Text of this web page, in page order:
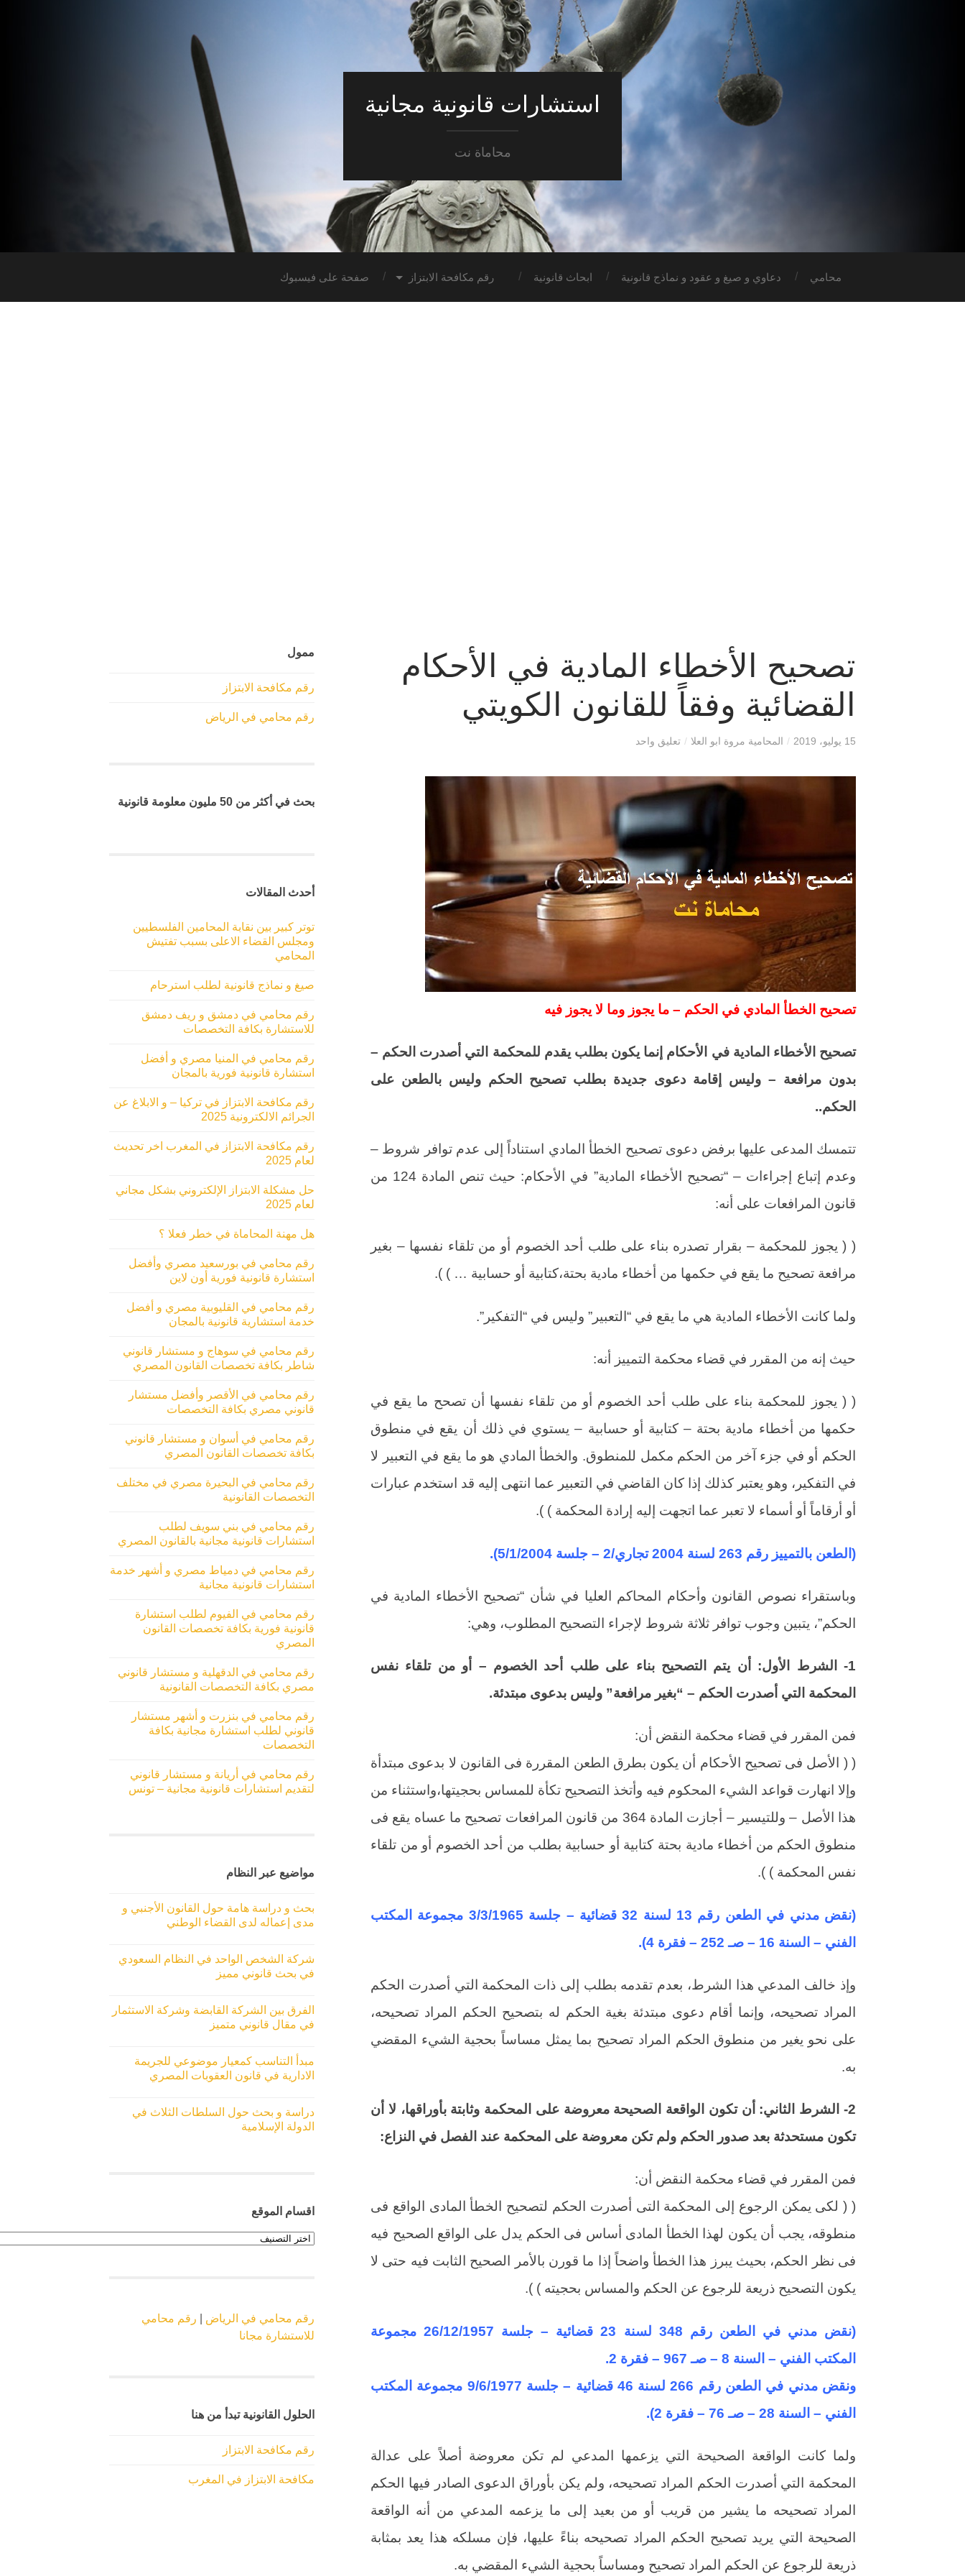
استشارات قانونية مجانية
محاماة نت
محامي دعاوي و صيغ و عقود و نماذج قانونية ابحاث قانونية رقم مكافحة الابتزاز صفحة على فيسبوك
تصحيح الأخطاء المادية في الأحكام
القضائية وفقاً للقانون الكويتي
15 يوليو، 2019 / المحامية مروة ابو العلا / تعليق واحد
تصحيح الخطأ المادي في الحكم – ما يجوز وما لا يجوز فيه
تصحيح الأخطاء المادية في الأحكام إنما يكون بطلب يقدم للمحكمة التي أصدرت الحكم –
بدون مرافعة – وليس إقامة دعوى جديدة بطلب تصحيح الحكم وليس بالطعن على
الحكم..
تتمسك المدعى عليها برفض دعوى تصحيح الخطأ المادي استناداً إلى عدم توافر شروط –
وعدم إتباع إجراءات – “تصحيح الأخطاء المادية” في الأحكام: حيث تنص المادة 124 من
قانون المرافعات على أنه:
( ( يجوز للمحكمة – بقرار تصدره بناء على طلب أحد الخصوم أو من تلقاء نفسها – بغير
مرافعة تصحيح ما يقع في حكمها من أخطاء مادية بحتة،كتابية أو حسابية … ) ).
ولما كانت الأخطاء المادية هي ما يقع في “التعبير” وليس في “التفكير”.
حيث إنه من المقرر في قضاء محكمة التمييز أنه:
( ( يجوز للمحكمة بناء على طلب أحد الخصوم أو من تلقاء نفسها أن تصحح ما يقع في
حكمها من أخطاء مادية بحتة – كتابية أو حسابية – يستوي في ذلك أن يقع في منطوق
الحكم أو في جزء آخر من الحكم مكمل للمنطوق. والخطأ المادي هو ما يقع في التعبير لا
في التفكير، وهو يعتبر كذلك إذا كان القاضي في التعبير عما انتهى إليه قد استخدم عبارات
أو أرقاماً أو أسماء لا تعبر عما اتجهت إليه إرادة المحكمة ) ).
(الطعن بالتمييز رقم 263 لسنة 2004 تجاري/2 – جلسة 5/1/2004).
وباستقراء نصوص القانون وأحكام المحاكم العليا في شأن “تصحيح الأخطاء المادية في
الحكم”، يتبين وجوب توافر ثلاثة شروط لإجراء التصحيح المطلوب، وهي:
1- الشرط الأول: أن يتم التصحيح بناء على طلب أحد الخصوم – أو من تلقاء نفس
المحكمة التي أصدرت الحكم – “بغير مرافعة” وليس بدعوى مبتدئة.
فمن المقرر في قضاء محكمة النقض أن:
( ( الأصل فى تصحيح الأحكام أن يكون بطرق الطعن المقررة فى القانون لا بدعوى مبتدأة
وإلا انهارت قواعد الشيء المحكوم فيه وأتخذ التصحيح تكأة للمساس بحجيتها،واستثناء من
هذا الأصل – وللتيسير – أجازت المادة 364 من قانون المرافعات تصحيح ما عساه يقع فى
منطوق الحكم من أخطاء مادية بحتة كتابية أو حسابية بطلب من أحد الخصوم أو من تلقاء
نفس المحكمة ) ).
(نقض مدني في الطعن رقم 13 لسنة 32 قضائية – جلسة 3/3/1965 مجموعة المكتب
الفني – السنة 16 – صـ 252 – فقرة 4).
وإذ خالف المدعي هذا الشرط، بعدم تقدمه بطلب إلى ذات المحكمة التي أصدرت الحكم
المراد تصحيحه، وإنما أقام دعوى مبتدئة بغية الحكم له بتصحيح الحكم المراد تصحيحه،
على نحو يغير من منطوق الحكم المراد تصحيح بما يمثل مساساً بحجية الشيء المقضي
به.
2- الشرط الثاني: أن تكون الواقعة الصحيحة معروضة على المحكمة وثابتة بأوراقها، لا أن
تكون مستحدثة بعد صدور الحكم ولم تكن معروضة على المحكمة عند الفصل في النزاع:
فمن المقرر في قضاء محكمة النقض أن:
( ( لكى يمكن الرجوع إلى المحكمة التى أصدرت الحكم لتصحيح الخطأ المادى الواقع فى
منطوقه، يجب أن يكون لهذا الخطأ المادى أساس فى الحكم يدل على الواقع الصحيح فيه
فى نظر الحكم، بحيث يبرز هذا الخطأ واضحاً إذا ما قورن بالأمر الصحيح الثابت فيه حتى لا
يكون التصحيح ذريعة للرجوع عن الحكم والمساس بحجيته ) ).
(نقض مدني في الطعن رقم 348 لسنة 23 قضائية – جلسة 26/12/1957 مجموعة
المكتب الفني – السنة 8 – صـ 967 – فقرة 2.
ونقض مدني في الطعن رقم 266 لسنة 46 قضائية – جلسة 9/6/1977 مجموعة المكتب
الفني – السنة 28 – صـ 76 – فقرة 2).
ولما كانت الواقعة الصحيحة التي يزعمها المدعي لم تكن معروضة أصلاً على عدالة
المحكمة التي أصدرت الحكم المراد تصحيحه، ولم يكن بأوراق الدعوى الصادر فيها الحكم
المراد تصحيحه ما يشير من قريب أو من بعيد إلى ما يزعمه المدعي من أنه الواقعة
الصحيحة التي يريد تصحيح الحكم المراد تصحيحه بناءً عليها، فإن مسلكه هذا يعد بمثابة
ذريعة للرجوع عن الحكم المراد تصحيح ومساساً بحجية الشيء المقضي به.
ممول
رقم مكافحة الابتزاز
رقم محامي في الرياض
بحث في أكثر من 50 مليون معلومة قانونية
أحدث المقالات
توتر كبير بين نقابة المحامين الفلسطيين
ومجلس القضاء الاعلى بسبب تفتيش
المحامي
صيغ و نماذج قانونية لطلب استرحام
رقم محامي في دمشق و ريف دمشق
للاستشارة بكافة التخصصات
رقم محامي في المنيا مصري و أفضل
استشارة قانونية فورية بالمجان
رقم مكافحة الابتزاز في تركيا – و الابلاغ عن
الجرائم الالكترونية 2025
رقم مكافحة الابتزاز في المغرب اخر تحديث
لعام 2025
حل مشكلة الابتزاز الإلكتروني بشكل مجاني
لعام 2025
هل مهنة المحاماة في خطر فعلا ؟
رقم محامي في بورسعيد مصري وأفضل
استشارة قانونية فورية أون لاين
رقم محامي في القليوبية مصري و أفضل
خدمة استشارية قانونية بالمجان
رقم محامي في سوهاج و مستشار قانوني
شاطر بكافة تخصصات القانون المصري
رقم محامي في الأقصر وأفضل مستشار
قانوني مصري بكافة التخصصات
رقم محامي في أسوان و مستشار قانوني
بكافة تخصصات القانون المصري
رقم محامي في البحيرة مصري في مختلف
التخصصات القانونية
رقم محامي في بني سويف لطلب
استشارات قانونية مجانية بالقانون المصري
رقم محامي في دمياط مصري و أشهر خدمة
استشارات قانونية مجانية
رقم محامي في الفيوم لطلب استشارة
قانونية فورية بكافة تخصصات القانون
المصري
رقم محامي في الدقهلية و مستشار قانوني
مصري بكافة التخصصات القانونية
رقم محامي في بنزرت و أشهر مستشار
قانوني لطلب استشارة مجانية بكافة
التخصصات
رقم محامي في أريانة و مستشار قانوني
لتقديم استشارات قانونية مجانية – تونس
مواضيع عبر النظام
بحث و دراسة هامة حول القانون الأجنبي و
مدى إعماله لدى القضاء الوطني
شركة الشخص الواحد في النظام السعودي
في بحث قانوني مميز
الفرق بين الشركة القابضة وشركة الاستثمار
في مقال قانوني متميز
مبدأ التناسب كمعيار موضوعي للجريمة
الادارية في قانون العقوبات المصري
دراسة و بحث حول السلطات الثلاث في
الدولة الإسلامية
اقسام الموقع
اقسام
الموقع
رقم محامي في الرياض
رقم محامي
للاستشارة مجانا
الحلول القانونية تبدأ من هنا
رقم مكافحة الابتزاز
مكافحة الابتزاز في المغرب